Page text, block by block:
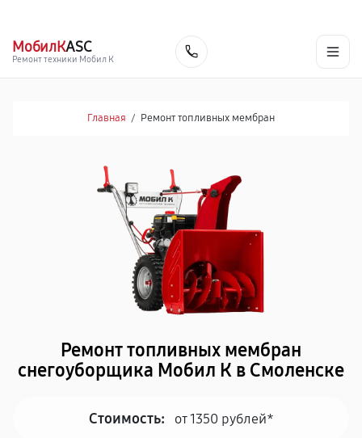
МобилКASC
Ремонт техники Мобил К
Главная / Ремонт топливных мембран
Ремонт топливных мембран
снегоуборщика Мобил К в Смоленске
Стоимость: от 1350 рублей*